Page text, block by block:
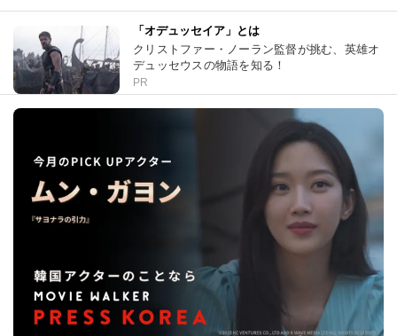
「オデュッセイア」とは
クリストファー・ノーラン監督が挑む、英雄オ
デュッセウスの物語を知る！
PR